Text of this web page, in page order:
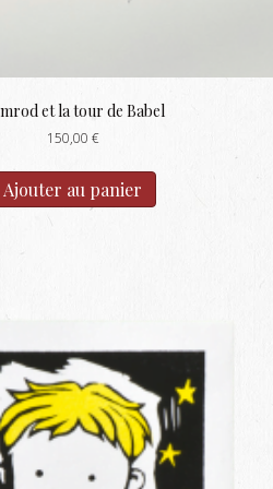
et la tour de Babel
150,00 €
Ajouter au panier